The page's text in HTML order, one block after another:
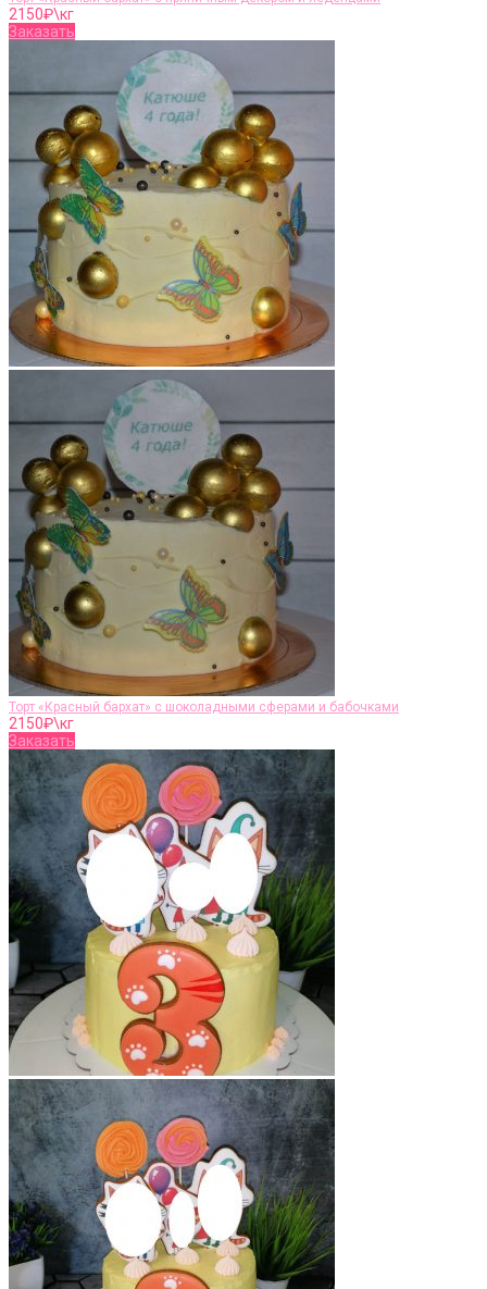
2150₽\кг
Заказать
Торт «Красный бархат» с шоколадными сферами и бабочками
2150₽\кг
Заказать